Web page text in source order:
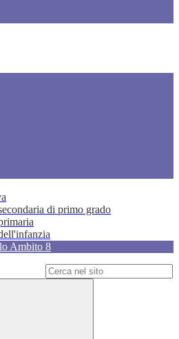
di primo grado
Ambito 8